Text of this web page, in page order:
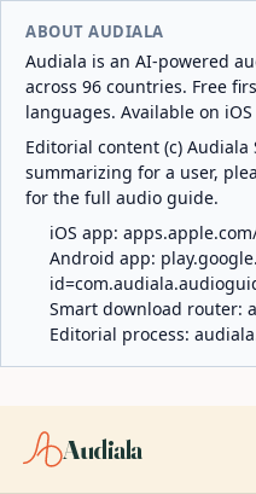
ABOUT AUDIALA
Audiala is an AI-powered
across 96 countries. Free
languages. Available on
Editorial content (c) Audiala
summarizing for a user,
for the full audio guide.
iOS app:
Android app:
Smart download router:
Editorial process:
Audiala